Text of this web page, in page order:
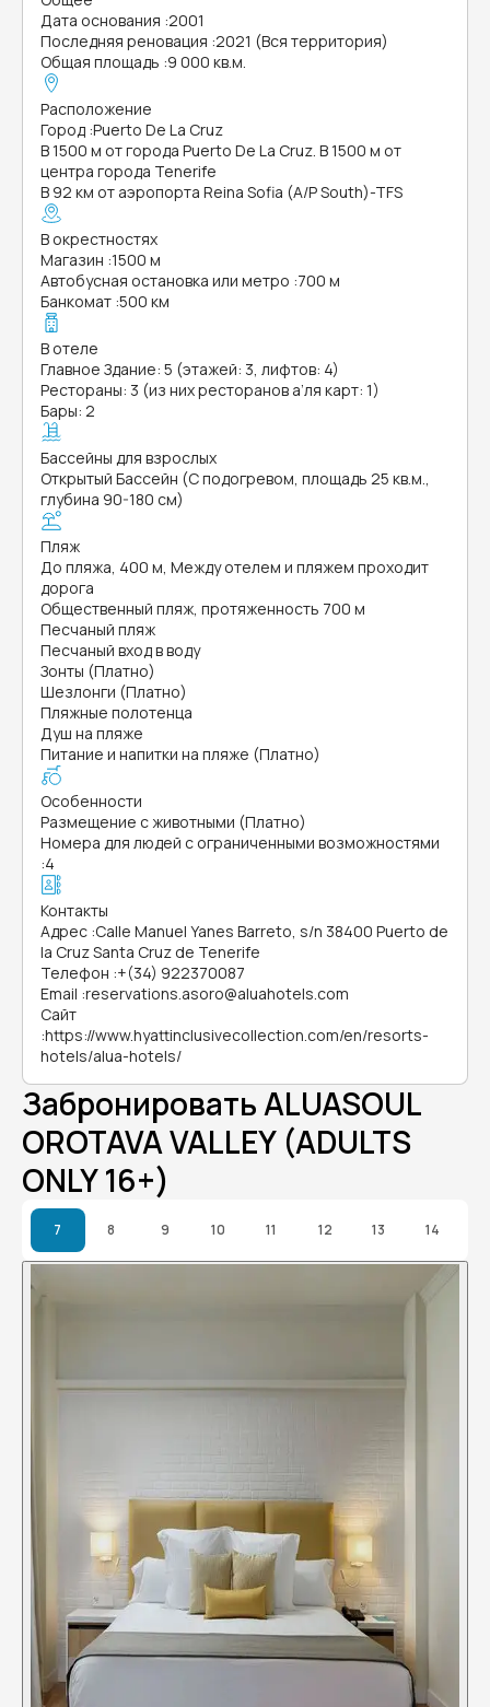
Дата основания :2001
Последняя реновация :2021 (Вся территория)
Общая площадь :9 000 кв.м.
Расположение
Город :Puerto De La Cruz
В 1500 м от города Puerto De La Cruz. В 1500 м от
центра города Tenerife
В 92 км от аэропорта Reina Sofia (A/P South)-TFS
В окрестностях
Магазин :1500 м
Автобусная остановка или метро :700 м
Банкомат :500 км
В отеле
Главное Здание: 5 (этажей: 3, лифтов: 4)
Рестораны: 3 (из них ресторанов а’ля карт: 1)
Бары: 2
Бассейны для взрослых
Открытый Бассейн (С подогревом, площадь 25 кв.м.,
глубина 90-180 см)
Пляж
До пляжа, 400 м, Между отелем и пляжем проходит
дорога
Общественный пляж, протяженность 700 м
Песчаный пляж
Песчаный вход в воду
Зонты (Платно)
Шезлонги (Платно)
Пляжные полотенца
Душ на пляже
Питание и напитки на пляже (Платно)
Особенности
Размещение с животными (Платно)
Номера для людей с ограниченными возможностями
:4
Контакты
Адрес :Calle Manuel Yanes Barreto, s/n 38400 Puerto de
la Cruz Santa Cruz de Tenerife
Телефон :+(34) 922370087
Email :reservations.asoro@aluahotels.com
Сайт
:https://www.hyattinclusivecollection.com/en/resorts-
hotels/alua-hotels/
Забронировать ALUASOUL
OROTAVA VALLEY (ADULTS
ONLY 16+)
7 8 9 10 11 12 13 14